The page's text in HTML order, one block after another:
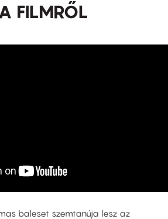
FILMRŐL
baleset szemtanúja lesz az